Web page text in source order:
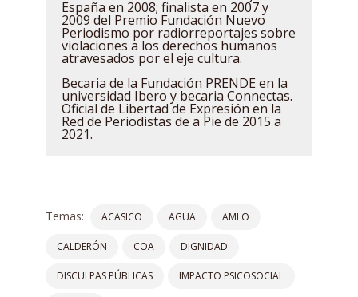
España en 2008; finalista en 2007 y
2009 del Premio Fundación Nuevo
Periodismo por radiorreportajes sobre
violaciones a los derechos humanos
atravesados por el eje cultura.
Becaria de la Fundación PRENDE en la
universidad Ibero y becaria Connectas.
Oficial de Libertad de Expresión en la
Red de Periodistas de a Pie de 2015 a
2021.
Temas: ACASICO AGUA AMLO
CALDERÓN COA DIGNIDAD
DISCULPAS PÚBLICAS IMPACTO PSICOSOCIAL